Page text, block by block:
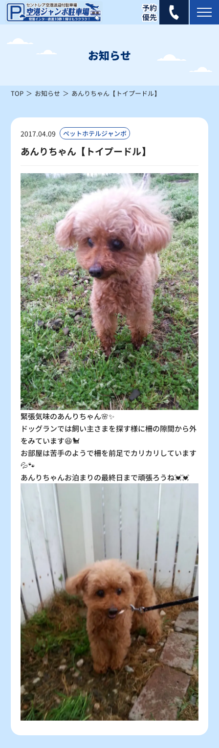
2026年 8月
日
1
×
2 3 4 5 6 7
×
10
×
11
×
12
×
13
△
△ △ 〇 〇 〇 〇 〇
23
〇
24
〇
25
〇 〇
27
〇
28
〇
29
〇
30
〇
31
〇
：シーズン料金 〇：空車
：残り僅か ×：満車
お知らせ
TOP お知らせ あんりちゃん【トイプードル】
2017.04.09 ペットホテルジャンボ
あんりちゃん【トイプードル】
緊張気味のあんりちゃん🌸✨
ドッグランでは飼い主さまを探す様に柵の隙間から外
をみています😆🐩
お部屋は苦手のようで柵を前足でカリカリしています
💦🐾
あんりちゃんお泊まりの最終日まで頑張ろうね💓💓